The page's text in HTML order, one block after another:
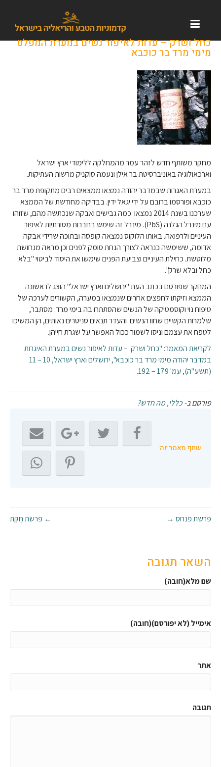
כחל ושרק – עדות לאיפור נשים במערת המפלט
מימי מרד בר כוכבא
מחקר משותף חדש לזהר עמר מהמחלקה ללימודי ארץ ישראל
וארכאולוגיה באוניברסיטת בר אילן ונעמה סוקניק מרשות העתיקות.
במערת האגרות שבמדבר יהודה נמצאו ממצאים רבים מתקופת מרד בר
כוכבא ופורסמו ברובם על ידי יגאל ידין. בבדיקה מחודשת של הממצא
שערכנו בשנת 2014 נמצאו כמה גבישים ואבקה שנכתשה מהם, שזוהו
עם מינרל הגלנה (PbS). מינרל זה שימש בחברות מסורתיות לאיפור
העיניים ולרפואה. באותו הלוקוס נמצאה קופסה ובתוכה שרידי אבקה
אדומה, ששימשה כנראה לצורך הנחת סומק לפנים וכן מראה מנחושת
מלוטשת. כחילת העיניים וצביעת הפנים שימשו את היסוד לביטוי "בלא
כחל ובלא שרק".
המחקר שפורסם בכתב העת "ירושלים וארץ ישראל" הוצג לראשונה
הממצא וזיקתו לחפצים אחרים שנמצאו במערה, הקשורים לערכה של
טיפוח נוי וקוסמטיקה של הנשים שהסתתרו בה בימי מרד. מסתבר,
שלמרות הקשיים שחוו הנשים והעדר תנאים סניטרים נאותים, הן המשיכו
לטפח את עצמם וניסו לשמור ככול האפשר על שגרת חייהן.
לקריאת המאמר: "כחל ושרק – עדות לאיפור נשים במערת האיגרות
במדבר יהודה מימי מרד בר כוכבא", ירושלים וארץ ישראל, 10 – 11
(תשע"ה), עמ' 179 – 192.
פורסם ב-כללי,מה חדש?
שתף מאמר זה:
← פרשת חֻקַּת פרשת פנחס →
השאר תגובה
שם מלא(חובה)
אימייל (לא יפורסם)(חובה)
אתר
תגובה